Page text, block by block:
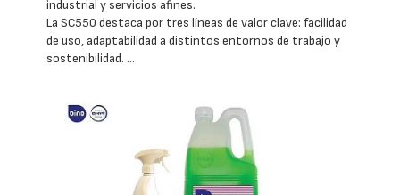
industrial y servicios afines.
La SC550 destaca por tres líneas de valor clave: facilidad
de uso, adaptabilidad a distintos entornos de trabajo y
sostenibilidad. …